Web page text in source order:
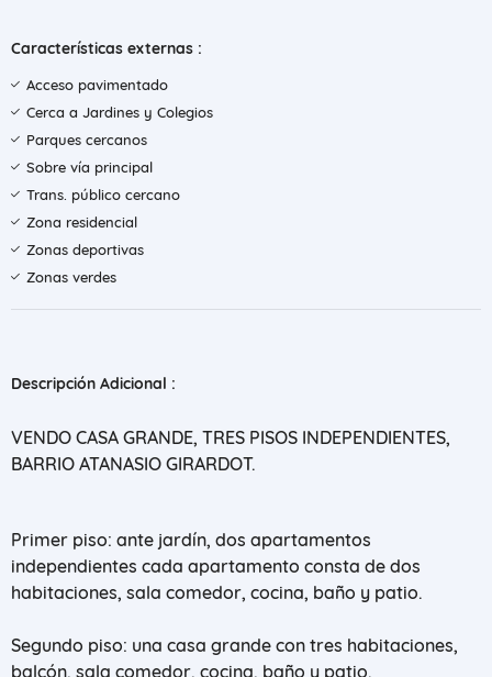
Características externas :
Acceso pavimentado
Cerca a Jardines y Colegios
Parques cercanos
Sobre vía principal
Trans. público cercano
Zona residencial
Zonas deportivas
Zonas verdes
Descripción Adicional :
VENDO CASA GRANDE, TRES PISOS INDEPENDIENTES,
BARRIO ATANASIO GIRARDOT.
Primer piso: ante jardín, dos apartamentos
independientes cada apartamento consta de dos
habitaciones, sala comedor, cocina, baño y patio.
Segundo piso: una casa grande con tres habitaciones,
balcón, sala comedor, cocina, baño y patio.